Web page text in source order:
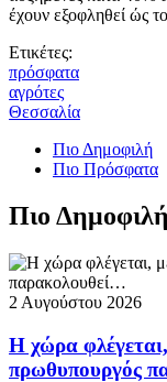
έχουν εξοφληθεί ώς
Ετικέτες:
πρόσφατα
αγρότες
Θεσσαλία
Πιο Δημοφιλή
Πιο Πρόσφατα
Πιο Δημοφιλή
2 Αυγούστου 2026
Η χώρα
πρωθυπουργός